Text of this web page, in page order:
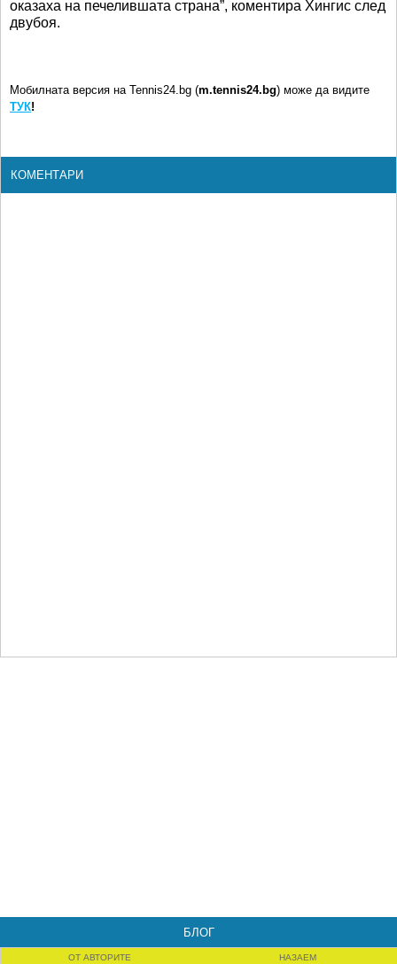
оказаха на печелившата страна”, коментира Хингис след
двубоя.
Мобилната версия на Tennis24.bg (m.tennis24.bg) може да видите
ТУК!
КОМЕНТАРИ
БЛОГ
ОТ АВТОРИТЕ НАЗАЕМ